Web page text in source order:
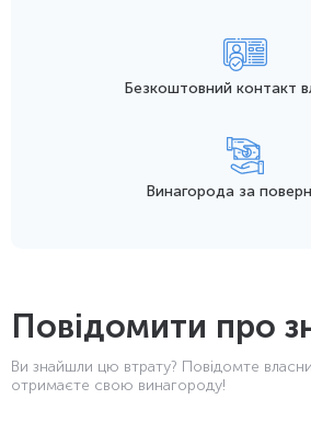
Безкоштовний контакт
Винагорода за
Повідомити про
Ви знайшли цю втрату? Повідомте
отримаєте свою винагороду!